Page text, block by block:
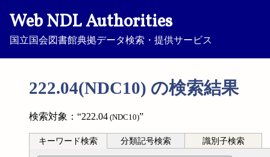
Web NDL Authorities
国立国会図書館典拠データ検索・提供サービス
222.04(NDC10) の検索結果
検索対象：“222.04 (NDC10)”
キーワード検索 分類記号検索 識別子検索